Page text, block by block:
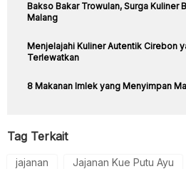
Bakso Bakar Trowulan, Surga Kuliner
Malang
Menjelajahi Kuliner Autentik Cirebon
Terlewatkan
8 Makanan Imlek yang Menyimpan
Tag Terkait
jajanan Jajanan Kue Putu Ayu